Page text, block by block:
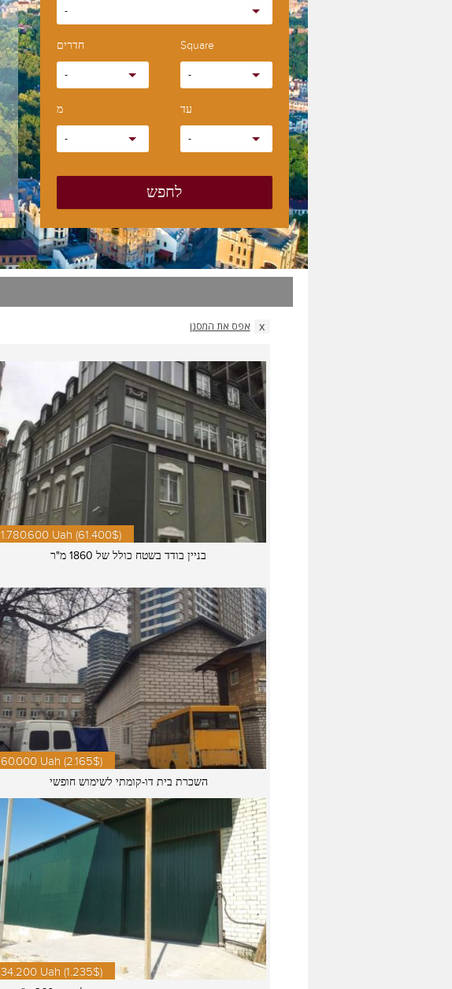
-
חדרים
-
Square
-
מ
-
עד
-
לחפש
אפס את המסנן x
1.780.600 Uah (61.400$)
בניין בודד בשטח כולל של 1860 מ"ר
60.000 Uah (2.165$)
השכרת בית דו-קומתי לשימוש חופשי
34.200 Uah (1.235$)